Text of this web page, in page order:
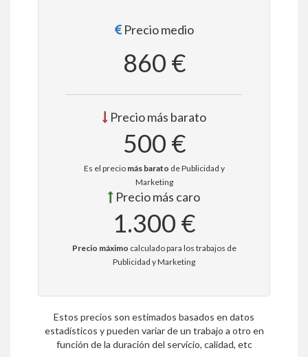
Precio medio
860 €
Precio más barato
500 €
Es el precio más barato de Publicidad y
Marketing
Precio más caro
1.300 €
Precio máximo calculado para los trabajos de
Publicidad y Marketing
Estos precios son estimados basados en datos
estadísticos y pueden variar de un trabajo a otro en
función de la duración del servicio, calidad, etc